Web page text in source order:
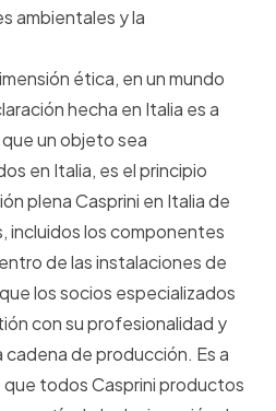
ambientales y la
ética, en un mundo
hecha en Italia es a
un objeto sea
en Italia, es el principio
plena Casprini en Italia de
incluidos los componentes
de las instalaciones de
los socios especializados
con su profesionalidad y
de producción. Es a
todos Casprini productos